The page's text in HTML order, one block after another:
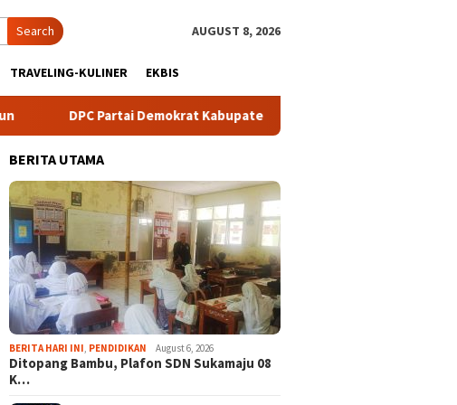
Search AUGUST 8, 2026
TRAVELING-KULINER EKBIS
DPC Partai Demokrat Kabupaten Bogor Gelar Lomba Pidato “AHY
BERITA UTAMA
BERITA HARI INI PENDIDIKAN August 6, 2026
Ditopang Bambu, Plafon SDN Sukamaju 08
K…